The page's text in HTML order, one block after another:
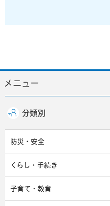
メニュー
分類別
防災・安全
くらし・手続き
子育て・教育